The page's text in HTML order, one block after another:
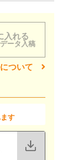
入れる
ータ入稿
について
す